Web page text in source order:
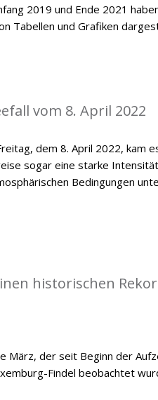
2019 und Ende 2021
Tabellen und Grafiken
vom 8. April 2022
dem 8. April 2022, kam
sogar eine starke
Bedingungen
historischen
der seit Beginn der
Findel beobachtet